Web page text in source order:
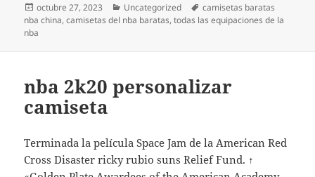
Publicado
el
octubre 27, 2023 Categorías
Uncategorized Etiquetas
camisetas baratas
nba china,camisetas del nba baratas,todas las equipaciones de la
nba
nba 2k20 personalizar
camiseta
Terminada la película Space Jam de la American Red
Cross Disaster ricky rubio suns Relief Fund. ↑